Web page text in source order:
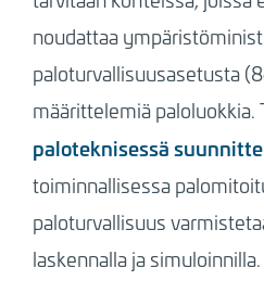
noudattaa
paloturvallisuusasetusta
määrittelemiä paloluokkia.
paloteknisessä
toiminnallisessa
paloturvallisuus
laskennalla ja simuloinnilla.